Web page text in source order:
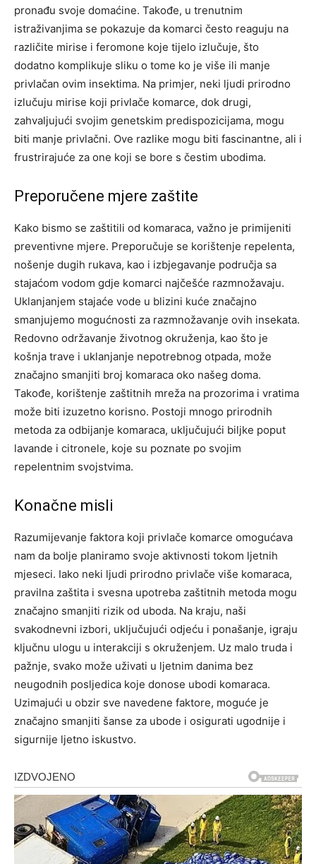
pronađu svoje domaćine. Takođe, u trenutnim
istraživanjima se pokazuje da komarci često reaguju na
različite mirise i feromone koje tijelo izlučuje, što
dodatno komplikuje sliku o tome ko je više ili manje
privlačan ovim insektima. Na primjer, neki ljudi prirodno
izlučuju mirise koji privlače komarce, dok drugi,
zahvaljujući svojim genetskim predispozicijama, mogu
biti manje privlačni. Ove razlike mogu biti fascinantne, ali i
frustrirajuće za one koji se bore s čestim ubodima.
Preporučene mjere zaštite
Kako bismo se zaštitili od komaraca, važno je primijeniti
preventivne mjere. Preporučuje se korištenje repelenta,
nošenje dugih rukava, kao i izbjegavanje područja sa
stajaćom vodom gdje komarci najčešće razmnožavaju.
Uklanjanjem stajaće vode u blizini kuće značajno
smanjujemo mogućnosti za razmnožavanje ovih insekata.
Redovno održavanje životnog okruženja, kao što je
košnja trave i uklanjanje nepotrebnog otpada, može
značajno smanjiti broj komaraca oko našeg doma.
Takođe, korištenje zaštitnih mreža na prozorima i vratima
može biti izuzetno korisno. Postoji mnogo prirodnih
metoda za odbijanje komaraca, uključujući biljke poput
lavande i citronele, koje su poznate po svojim
repelentnim svojstvima.
Konačne misli
Razumijevanje faktora koji privlače komarce omogućava
nam da bolje planiramo svoje aktivnosti tokom ljetnih
mjeseci. Iako neki ljudi prirodno privlače više komaraca,
pravilna zaštita i svesna upotreba zaštitnih metoda mogu
značajno smanjiti rizik od uboda. Na kraju, naši
svakodnevni izbori, uključujući odjeću i ponašanje, igraju
ključnu ulogu u interakciji s okruženjem. Uz malo truda i
pažnje, svako može uživati u ljetnim danima bez
neugodnih posljedica koje donose ubodi komaraca.
Uzimajući u obzir sve navedene faktore, moguće je
značajno smanjiti šanse za ubode i osigurati ugodnije i
sigurnije ljetno iskustvo.